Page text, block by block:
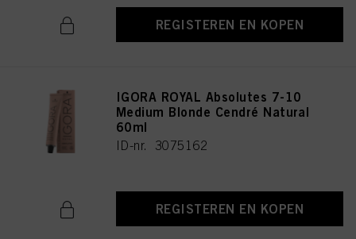
REGISTEREN EN KOPEN
IGORA ROYAL Absolutes 7-10
Medium Blonde Cendré Natural
60ml
ID-nr. 3075162
REGISTEREN EN KOPEN